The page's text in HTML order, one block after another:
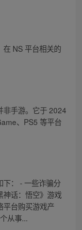
在 NS 平台相关的
非手游。它于 2024
、PS5 等平台
下： - 一些诈骗分
神话：悟空》游戏
平台购买游戏产
从事...